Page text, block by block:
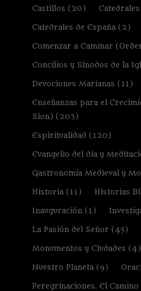
Castillos (20) Catedrales
Catedrales de España(2)
Comenzar a Caminar
Concilios y Sínodos de la
Devociones Marianas (11)
Enseñanzas para el
Sion) (203)
Espiritualidad (120)
Evangelio del día y
Gastronomía Medieval y
Historia(11) Historias
Inauguración(1)
La Pasión del Señor (45)
Monumentos y Ciudades (4)
Nuestro Planeta(9)
Peregrinaciones. El Camino